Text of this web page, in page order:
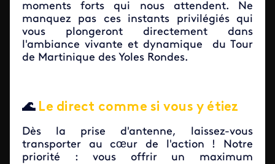
moments forts qui nous attendent. Ne
manquez pas ces instants privilégiés qui
vous plongeront directement dans
l'ambiance vivante et dynamique du Tour
de Martinique des Yoles Rondes.
🌊 Le direct comme si vous y étiez
Dès la prise d'antenne, laissez-vous
transporter au cœur de l'action ! Notre
priorité : vous offrir un maximum